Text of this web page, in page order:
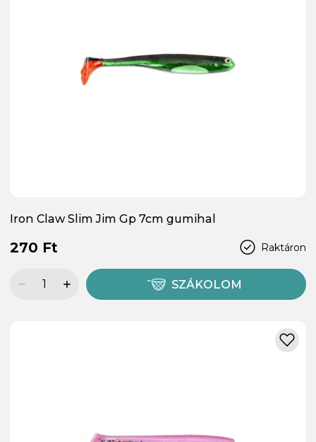
Iron Claw Slim Jim Gp 7cm gumihal
Raktáron
270 Ft
SZÁKOLOM